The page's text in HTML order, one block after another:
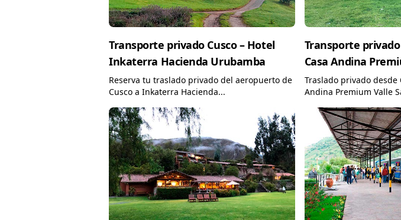
Transporte privado Cusco – Hotel
Inkaterra Hacienda Urubamba
Reserva tu traslado privado del aeropuerto de
Cusco a Inkaterra Hacienda...
Transporte
Casa Andina
Traslado privado desde
Andina Premium Valle